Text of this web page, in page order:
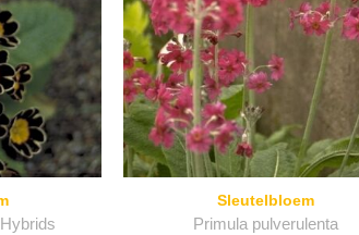
Sleutelbloem
Primula pulverulenta